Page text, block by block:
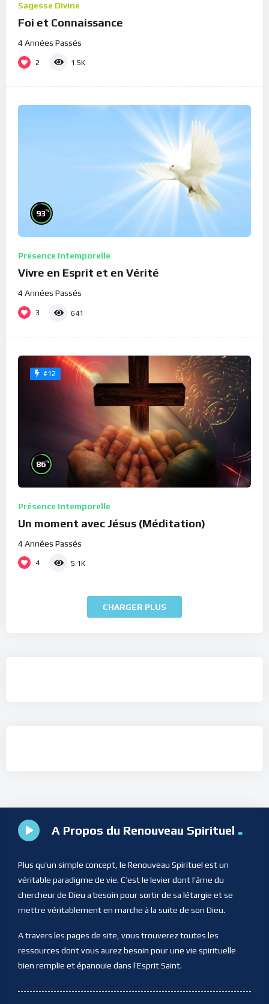
Sagesse Divine
Foi et Connaissance
4 Années Passés
2 1.5K
93%
Présence Intemporelle
Vivre en Esprit et en Vérité
4 Années Passés
3 641
#12
86%
Présence Intemporelle
Un moment avec Jésus (Méditation)
4 Années Passés
4 5.1K
CHARGER PLUS
A Propos du Renouveau Spirituel
Plus qu’un simple concept, le Renouveau Spirituel est un
véritable paradigme de vie. C’est le levier dont l’âme du
chercheur de Dieu a besoin pour sortir de sa létargie et se
mettre véritablement en marche à la suite de son Dieu.
A travers les pages de site, vous trouverez toutes les
ressources dont vous aurez besoin pour une vie spirituelle
bien remplie et épanouie dans l’Esprit Saint.